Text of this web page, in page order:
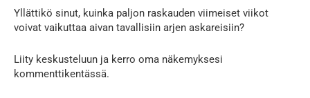
Yllättikö sinut, kuinka paljon raskauden viimeiset viikot
voivat vaikuttaa aivan tavallisiin arjen askareisiin?
Liity keskusteluun ja kerro oma näkemyksesi
kommenttikentässä.